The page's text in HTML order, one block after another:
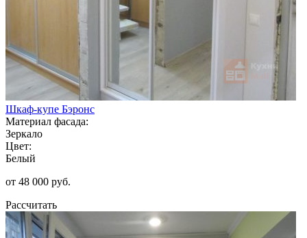
Шкаф-купе Бэронс
Материал фасада:
Зеркало
Цвет:
Белый
от 48 000 руб.
Рассчитать